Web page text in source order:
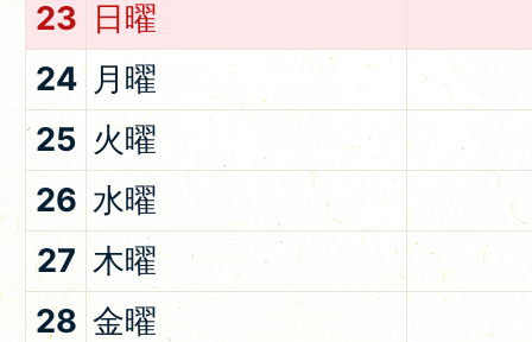
23 日曜
24 月曜
25 火曜
26 水曜
27 木曜
28 金曜